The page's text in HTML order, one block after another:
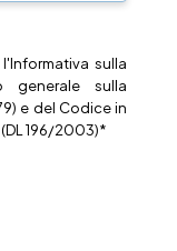
sulla
generale sulla
e del Codice in
196/2003)*